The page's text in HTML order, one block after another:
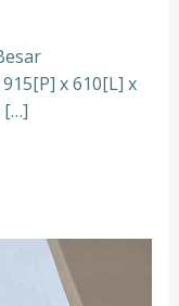
x 610[L] x
[…]